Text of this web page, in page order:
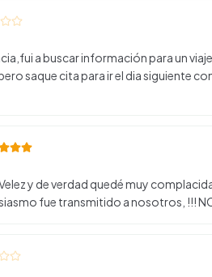
a buscar información para un
saque cita para ir el dia siguiente
y de verdad quedé muy
fue transmitido a nosotros, !!!